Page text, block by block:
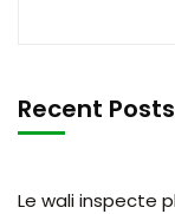
Recent Posts
Le wali inspecte